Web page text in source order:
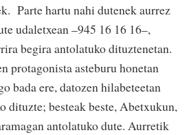
Parte hartu nahi dutenek aurrez
udaletxean –945 16 16 16–,
begira antolatuko dituztenetan.
protagonista asteburu honetan
bada ere, datozen hilabeteetan
dituzte; besteak beste, Abetxukun,
antolatuko dute. Aurretik